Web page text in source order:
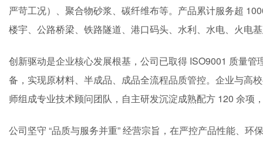
严苛工况）、聚合物砂浆、碳纤维布等。产品累计服务超
楼宇、公路桥梁、铁路隧道、港口码头、水利、水电、火电
创新驱动是企业核心发展根基，公司已取得 ISO9001 质量
备，实现原材料、半成品、成品全流程品质管控。企业与高
师组成专业技术顾问团队，自主研发沉淀成熟配方 120 余项
公司坚守 “品质与服务并重” 经营宗旨，在严控产品性能、